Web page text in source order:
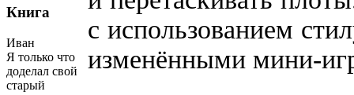
Книга
Иван
Я только что
доделал свой
старый
с использованием
изменёнными мини-